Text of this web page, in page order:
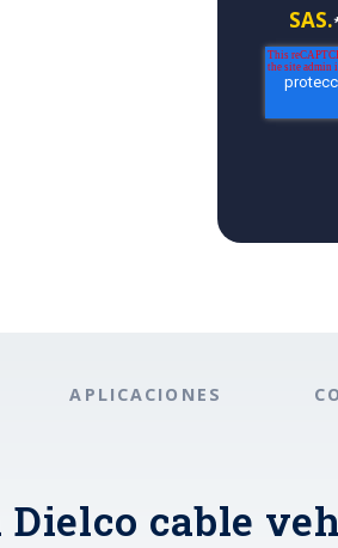
SAS.
APLICACIONES
cable